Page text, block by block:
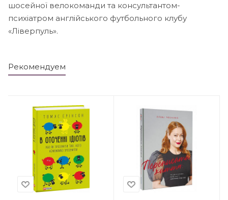
шосейної велокоманди та консультантом-
психіатром англійського футбольного клубу
«Ліверпуль».
Рекомендуем